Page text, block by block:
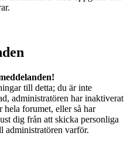
till detta; du är inte
administratören har inaktiverat
hela forumet, eller så har
dig från att skicka personliga
administratören varför.